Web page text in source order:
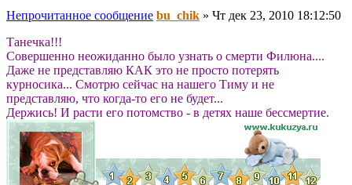
Непрочитанное сообщение bu_chik » Чт дек 23, 2010 18:12:50
Танечка!!!
Совершенно неожиданно было узнать о смерти Филюна....
Даже не представляю КАК это не просто потерять
курносика... Смотрю сейчас на нашего Тиму и не
представляю, что когда-то его не будет...
Держись! И расти его потомство - в детях наше бессмертие.